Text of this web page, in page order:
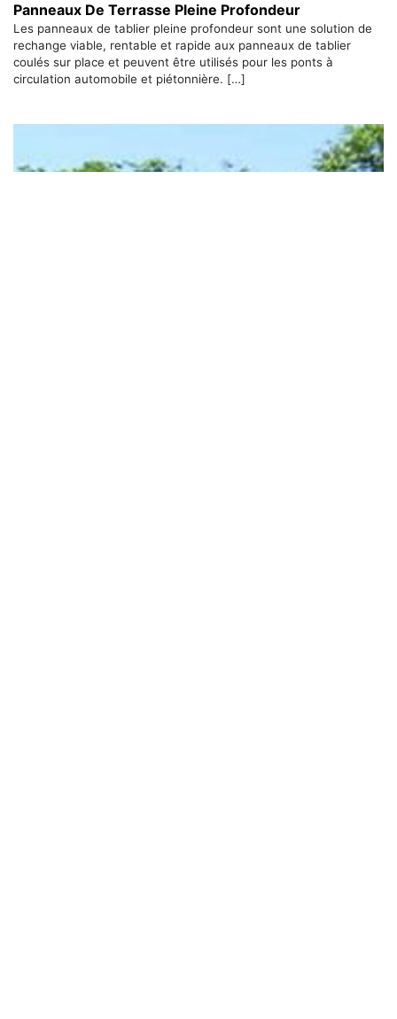
Panneaux De Terrasse Pleine Profondeur
Les panneaux de tablier pleine profondeur sont une solution de
rechange viable, rentable et rapide aux panneaux de tablier
coulés sur place et peuvent être utilisés pour les ponts à
circulation automobile et piétonnière. […]